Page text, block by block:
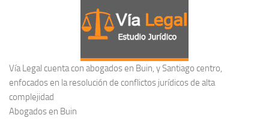
Vía Legal cuenta con abogados en Buin, y Santiago centro,
enfocados en la resolución de conflictos jurídicos de alta
complejidad
Abogados en Buin